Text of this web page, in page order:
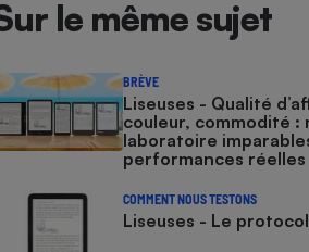
le même sujet
BRÈVE
Liseuses - Qualité
couleur, commodité :
laboratoire
performances réelles
COMMENT NOUS TESTONS
Liseuses - Le